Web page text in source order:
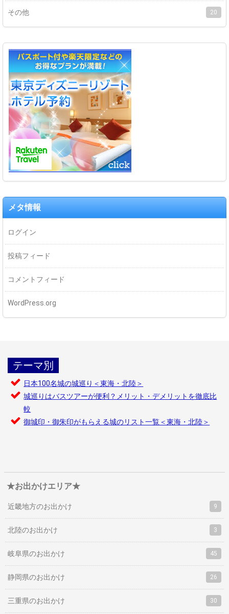
その他 20
メタ情報
ログイン
投稿フィード
コメントフィード
WordPress.org
テーマ別
日本100名城の城巡り＜東海・北陸＞
城巡りはバスツアーが便利？メリット・デメリットを徹底比
較
御城印・御朱印がもらえる城のリスト一覧＜東海・北陸＞
★お出かけエリア★
近畿地方のお出かけ 9
北陸のお出かけ 3
岐阜県のお出かけ 45
静岡県のお出かけ 26
三重県のお出かけ 30